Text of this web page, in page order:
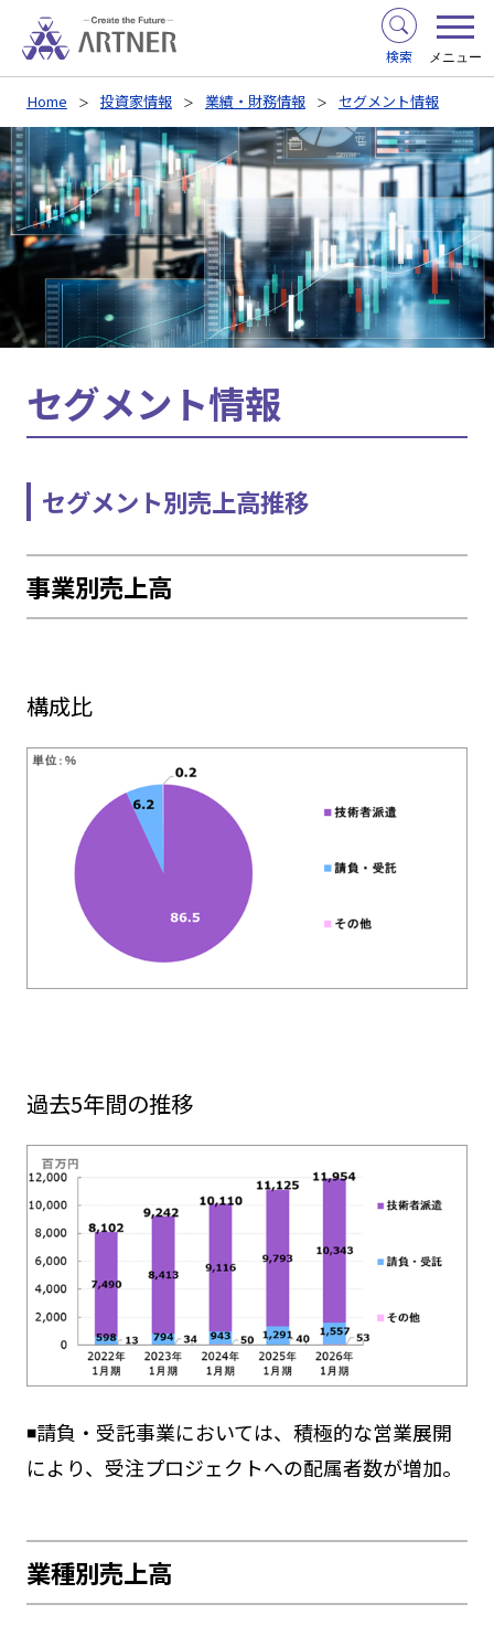
検索 メニュー
Home 投資家情報 業績・財務情報 セグメント情報
セグメント情報
セグメント別売上高推移
事業別売上高
構成比
過去5年間の推移
◾️請負・受託事業においては、積極的な営業展開
により、受注プロジェクトへの配属者数が増加。
業種別売上高